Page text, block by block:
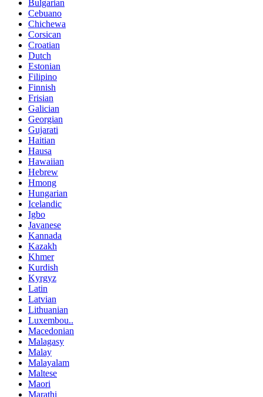
Bulgarian
Cebuano
Chichewa
Corsican
Croatian
Dutch
Estonian
Filipino
Finnish
Frisian
Galician
Georgian
Gujarati
Haitian
Hausa
Hawaiian
Hebrew
Hmong
Hungarian
Icelandic
Igbo
Javanese
Kannada
Kazakh
Khmer
Kurdish
Kyrgyz
Latin
Latvian
Lithuanian
Luxembou..
Macedonian
Malagasy
Malay
Malayalam
Maltese
Maori
Marathi